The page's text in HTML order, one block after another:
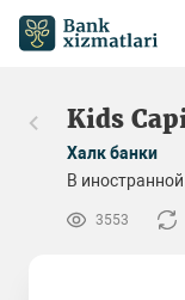
Kids
Халк банки
В
3553